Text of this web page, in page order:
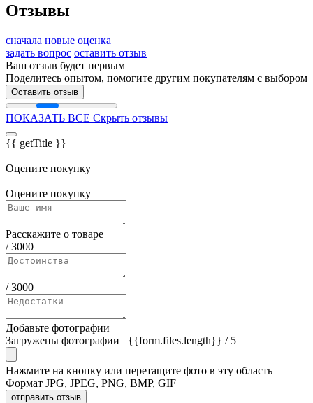
Отзывы
сначала новые оценка
задать вопрос оставить отзыв
Ваш отзыв будет первым
Поделитесь опытом, помогите другим покупателям с выбором
Оставить отзыв
ПОКАЗАТЬ ВСЕ Скрыть отзывы
{{ getTitle }}
Оцените покупку
Оцените покупку
Расскажите о товаре
/3000
/3000
Добавьте фотографии
Загружены фотографии
{{form.files.length}} / 5
Нажмите на кнопку или перетащите фото в эту область
Формат JPG, JPEG, PNG, BMP, GIF
отправить отзыв